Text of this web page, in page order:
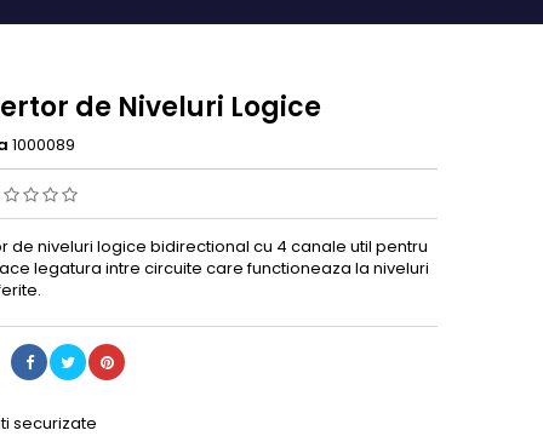
de Niveluri Logice
1000089
de niveluri logice bidirectional cu 4 canale util pentru
legatura intre circuite care functioneaza la niveluri
securizate